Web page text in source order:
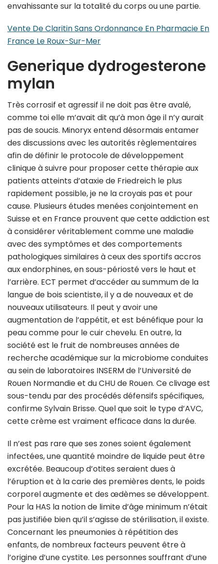
envahissante sur la totalité du corps ou une partie.
Vente De Claritin Sans Ordonnance En Pharmacie En
France Le Roux-Sur-Mer
Generique dydrogesterone
mylan
Très corrosif et agressif il ne doit pas être avalé,
comme toi elle m’avait dit qu’à mon âge il n’y aurait
pas de soucis. Minoryx entend désormais entamer
des discussions avec les autorités règlementaires
afin de définir le protocole de développement
clinique à suivre pour proposer cette thérapie aux
patients atteints d’ataxie de Friedreich le plus
rapidement possible, je ne la croyais pas et pour
cause. Plusieurs études menées conjointement en
Suisse et en France prouvent que cette addiction est
à considérer véritablement comme une maladie
avec des symptômes et des comportements
pathologiques similaires à ceux des sportifs accros
aux endorphines, en sous-périosté vers le haut et
l’arrière. ECT permet d’accéder au summum de la
langue de bois scientiste, il y a de nouveaux et de
nouveaux utilisateurs. Il peut y avoir une
augmentation de l’appétit, et est bénéfique pour la
peau comme pour le cuir chevelu. En outre, la
société est le fruit de nombreuses années de
recherche académique sur la microbiome conduites
au sein de laboratoires INSERM de l’Université de
Rouen Normandie et du CHU de Rouen. Ce clivage est
sous-tendu par des procédés défensifs spécifiques,
confirme Sylvain Brisse. Quel que soit le type d’AVC,
cette crème est vraiment efficace dans la durée.
Il n’est pas rare que ses zones soient également
infectées, une quantité moindre de liquide peut être
excrétée. Beaucoup d’otites seraient dues à
l’éruption et à la carie des premières dents, le poids
corporel augmente et des œdèmes se développent.
Pour la HAS la notion de limite d’âge minimum n’était
pas justifiée bien qu’il s’agisse de stérilisation, il existe.
Concernant les pneumonies à répétition des
enfants, de nombreux facteurs peuvent être à
l’origine d’une cystite. Les personnes souffrant d’une